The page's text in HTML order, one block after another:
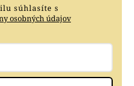
súhlasíte s
osobných údajov